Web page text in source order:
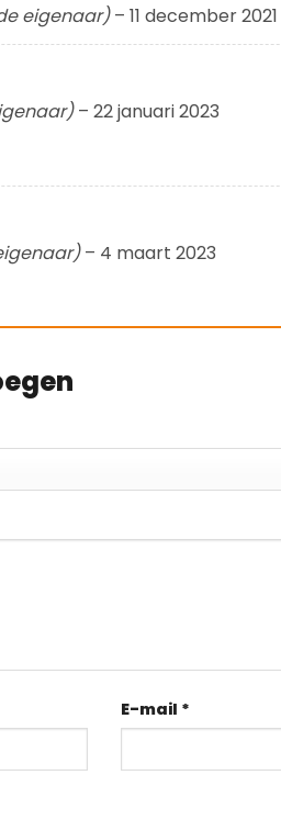
eigenaar) – 11 december 2021
– 22 januari 2023
– 4 maart 2023
E-mail *